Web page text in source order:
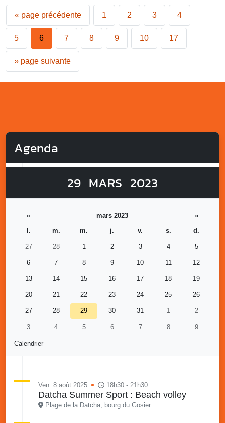
« page précédente 1 2 3 4
5 6 7 8 9 10 17
» page suivante
Agenda
29 MARS 2023
Calendrier
« mars 2023
»
l.
m. m. j. v. s. d.
27 28 1 2 3 4 5
6 7 8 9 10 11 12
13 14 15 16 17 18 19
20 21 22 23 24 25 26
27 28 29 30 31 1 2
3 4 5 6 7 8 9
Ven. 8 août 2025 18h30 - 21h30
Datcha Summer Sport : Beach volley
Plage de la Datcha, bourg du Gosier